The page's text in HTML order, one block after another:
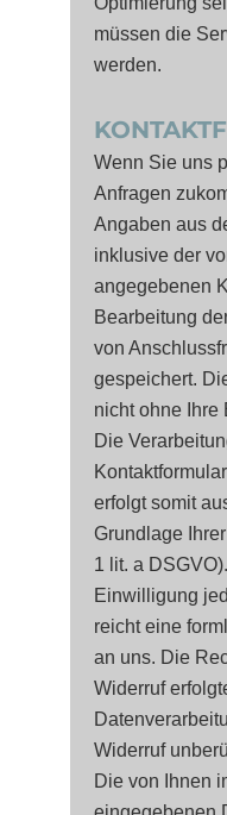
müssen die
werden.
Wenn Sie uns
Anfragen
Angaben aus
inklusive der
angegebenen
Bearbeitung
von
gespeichert.
nicht ohne Ihre
Die
erfolgt somit
Grundlage
1 lit. a
Einwilligung
reicht eine
an uns. Die
Widerruf
Widerruf
Die von Ihnen